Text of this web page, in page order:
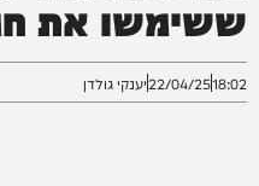
ששימשו את
18:02
22/04/25יענקי גולדן